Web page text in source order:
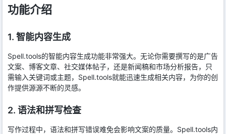
功能介绍
1. 智能内容生成
Spell.tools的智能内容生成功能非常强大。无论你需要撰写的是广告
文案、博客文章、社交媒体帖子，还是新闻稿和市场分析报告，只
需输入关键词或主题，Spell.tools就能迅速生成相关内容，为你的创
作提供源源不断的灵感。
2. 语法和拼写检查
写作过程中，语法和拼写错误难免会影响文案的质量。Spell.tools内